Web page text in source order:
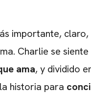
importante,
Charlie se siente
ama, y dividido
historia para